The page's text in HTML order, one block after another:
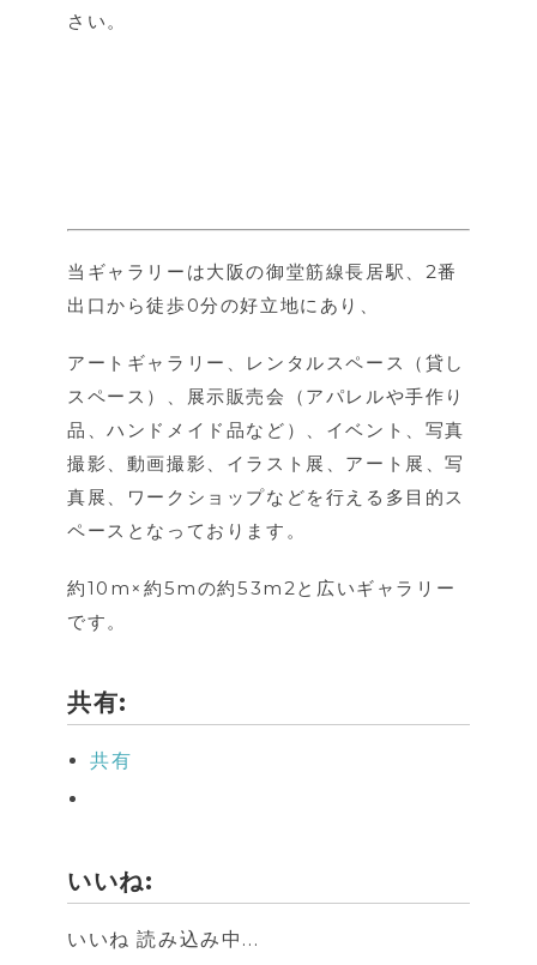
さい。
当ギャラリーは大阪の御堂筋線長居駅、2番
出口から徒歩0分の好立地にあり、
アートギャラリー、レンタルスペース（貸し
スペース）、展示販売会（アパレルや手作り
品、ハンドメイド品など）、イベント、写真
撮影、動画撮影、イラスト展、アート展、写
真展、ワークショップなどを行える多目的ス
ペースとなっております。
約10m×約5mの約53m2と広いギャラリー
です。
共有:
共有
いいね:
いいね 読み込み中...